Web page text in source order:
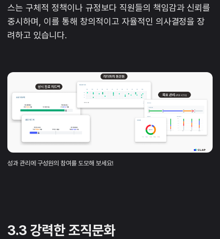
스는 구체적 정책이나 규정보다 직원들의 책임감과 신뢰를
중시하며, 이를 통해 창의적이고 자율적인 의사결정을 장
려하고 있습니다.
성과 관리에 구성원의 참여를 도모해 보세요!
3.3 강력한 조직문화